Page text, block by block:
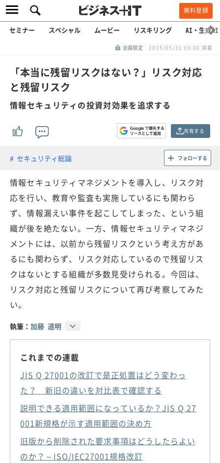
無料登録
セミナー スペシャル ムービー リスキリング AI・生成AI
会員限定 2015/05/31 06:00 掲載
「本当に残留リスクはない？」リスク対応
と残留リスク
情報セキュリティの投資対効果を追求する
共有する
セキュリティ総論 フォローする
情報セキュリティマネジメントを導入し、リスク対
応を行い、教育や監査も実施しているにも関わら
ず、情報漏えい事件を起こしてしまった、という組
織が後を絶たない。一方、情報セキュリティマネジ
メントには、以前から残留リスクという考え方があ
るにも関わらず、リスク対応しているので残留リス
クはないとする組織が多数見受けられる。今回は、
リスク対応と残留リスクについて再び考察してみた
い。
執筆： 加藤 道明
これまでの連載
JIS Q 27001の改訂で是正処置はどう変わっ
た？ 新旧の違いを対比表で確認する
説明できる適用範囲になっているか？JIS Q 27
001新規格が示す適用範囲の決め方
旧版から削除された要求事項はどうしたらよい
のか？～ISO/IEC27001規格改訂